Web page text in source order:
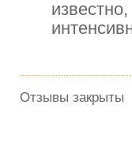
Отзывы закрыты